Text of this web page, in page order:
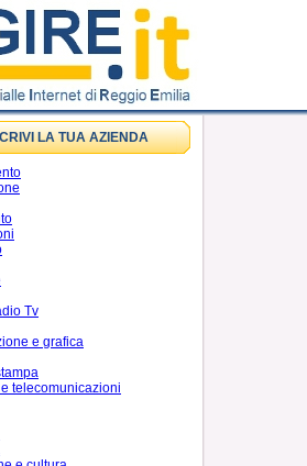
LA TUA AZIENDA
Tv
e grafica
telecomunicazioni